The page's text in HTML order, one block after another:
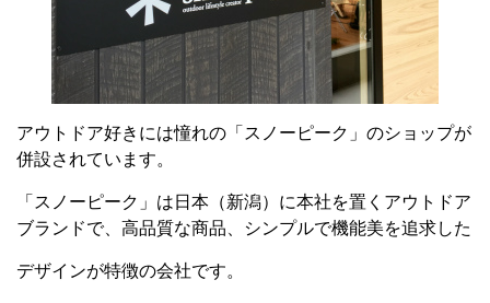
アウトドア好きには憧れの「スノーピーク」のショップが
併設されています。
「スノーピーク」は日本（新潟）に本社を置くアウトドア
ブランドで、高品質な商品、シンプルで機能美を追求した
デザインが特徴の会社です。